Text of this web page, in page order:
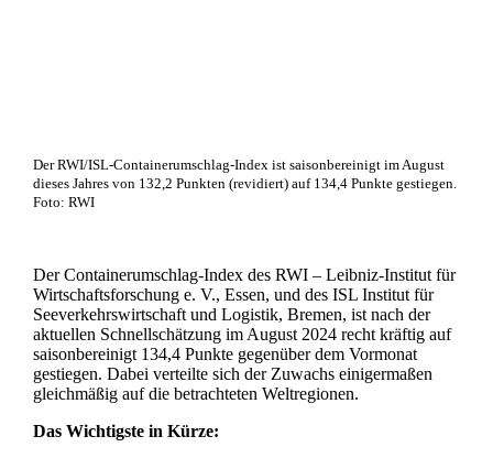
Der RWI/ISL-Containerumschlag-Index ist saisonbereinigt im August
dieses Jahres von 132,2 Punkten (revidiert) auf 134,4 Punkte gestiegen.
Foto: RWI
Der Containerumschlag-Index des RWI – Leibniz-Institut für
Wirtschaftsforschung e. V., Essen, und des ISL Institut für
Seeverkehrswirtschaft und Logistik, Bremen, ist nach der
aktuellen Schnellschätzung im August 2024 recht kräftig auf
saisonbereinigt 134,4 Punkte gegenüber dem Vormonat
gestiegen. Dabei verteilte sich der Zuwachs einigermaßen
gleichmäßig auf die betrachteten Weltregionen.
Das Wichtigste in Kürze: